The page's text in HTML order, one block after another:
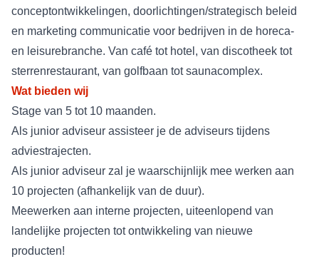
conceptontwikkelingen, doorlichtingen/strategisch beleid
en marketing communicatie voor bedrijven in de horeca-
en leisurebranche. Van café tot hotel, van discotheek tot
sterrenrestaurant, van golfbaan tot saunacomplex.
Wat bieden wij
Stage van 5 tot 10 maanden.
Als junior adviseur assisteer je de adviseurs tijdens
adviestrajecten.
Als junior adviseur zal je waarschijnlijk mee werken aan
10 projecten (afhankelijk van de duur).
Meewerken aan interne projecten, uiteenlopend van
landelijke projecten tot ontwikkeling van nieuwe
producten!